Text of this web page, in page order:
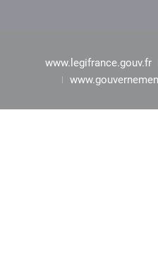
www.legifrance.gouv.fr